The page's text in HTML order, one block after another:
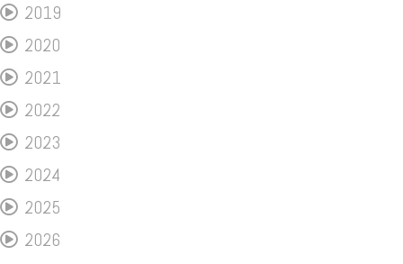
2019
2020
2021
2022
2023
2024
2025
2026